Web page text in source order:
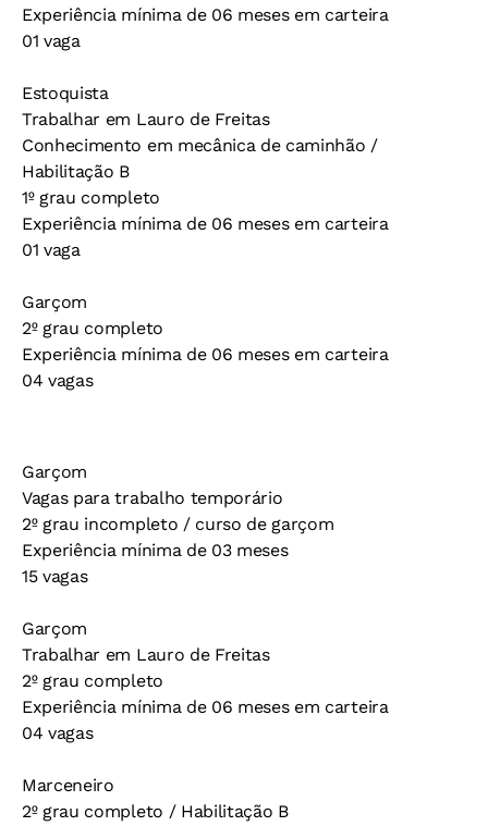
Experiência mínima de 06 meses em carteira
01 vaga
Estoquista
Trabalhar em Lauro de Freitas
Conhecimento em mecânica de caminhão /
Habilitação B
1º grau completo
Experiência mínima de 06 meses em carteira
01 vaga
Garçom
2º grau completo
Experiência mínima de 06 meses em carteira
04 vagas
Garçom
Vagas para trabalho temporário
2º grau incompleto / curso de garçom
Experiência mínima de 03 meses
15 vagas
Garçom
Trabalhar em Lauro de Freitas
2º grau completo
Experiência mínima de 06 meses em carteira
04 vagas
Marceneiro
2º grau completo / Habilitação B